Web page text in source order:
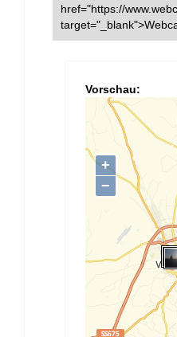
href="https://
Vorschau: